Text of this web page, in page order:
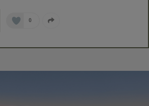
0
moment retirer ce consentement
» en bas de ce site. Pour plus
sur les données personnelles